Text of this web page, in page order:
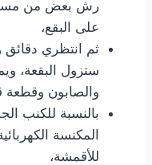
رش بعض من مسحوق
على البقع،
ثم انتظري
ستزول البقعة،
والصابون
بالنسبة للكنب
المكنسة
للأقمشة،